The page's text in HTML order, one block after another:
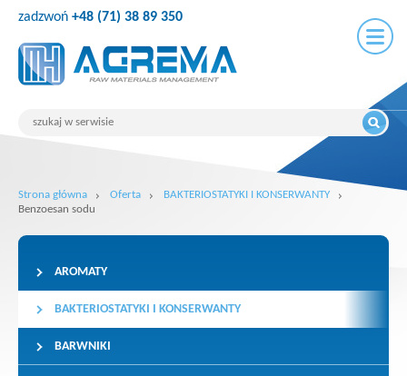
zadzwoń +48 (71) 38 89 350
Strona główna Oferta
BAKTERIOSTATYKI I KONSERWANTY
Benzoesan sodu
AROMATY
BAKTERIOSTATYKI I KONSERWANTY
BARWNIKI